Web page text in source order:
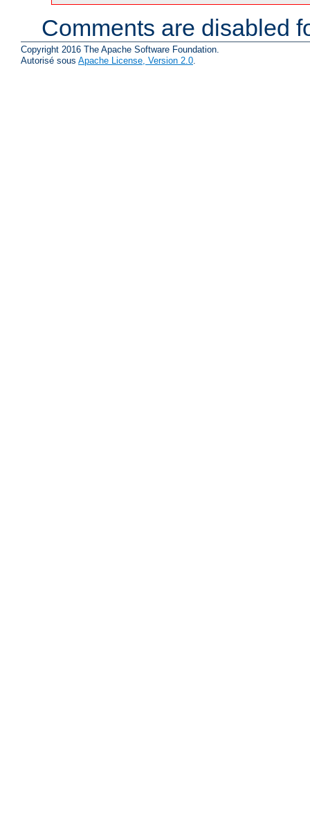
Comments are disabled
Copyright 2016 The Apache Software Foundation.
Autorisé sous Apache License, Version 2.0